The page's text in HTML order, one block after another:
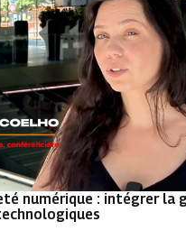
numérique : intégrer la